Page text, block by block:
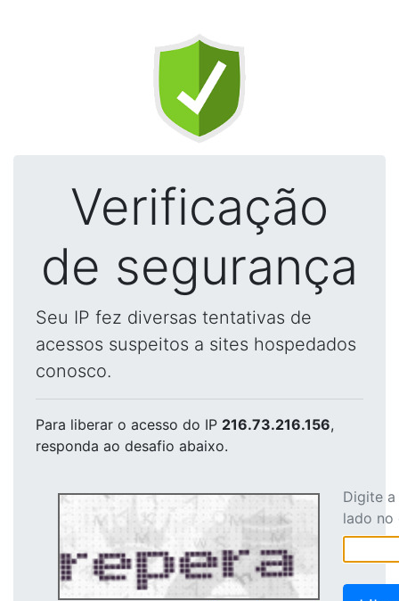
Verificação
de segurança
Seu IP fez diversas tentativas de
acessos suspeitos a sites hospedados
conosco.
Para liberar o acesso do IP 216.73.216.156,
responda ao desafio abaixo.
Digite
lado no